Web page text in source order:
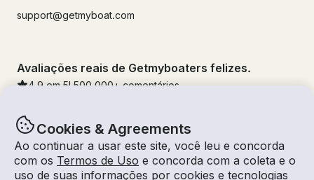
Cookies & Agreements
Ao continuar a usar este site, você leu e concorda
com os Termos de Uso e concorda com a coleta e o
uso de suas informações por cookies e tecnologias
support@getmyboat.com
Avaliações reais de Getmyboaters felizes.
4.9 em 5! 500,000 + comentários